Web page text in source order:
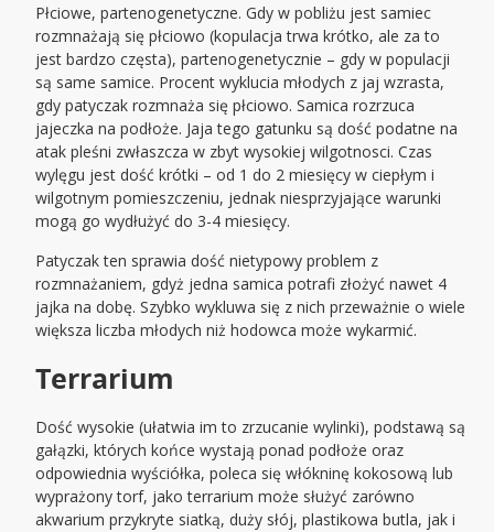
Płciowe, partenogenetyczne. Gdy w pobliżu jest samiec
rozmnażają się płciowo (kopulacja trwa krótko, ale za to
jest bardzo częsta), partenogenetycznie – gdy w populacji
są same samice. Procent wyklucia młodych z jaj wzrasta,
gdy patyczak rozmnaża się płciowo. Samica rozrzuca
jajeczka na podłoże. Jaja tego gatunku są dość podatne na
atak pleśni zwłaszcza w zbyt wysokiej wilgotnosci. Czas
wylęgu jest dość krótki – od 1 do 2 miesięcy w ciepłym i
wilgotnym pomieszczeniu, jednak niesprzyjające warunki
mogą go wydłużyć do 3-4 miesięcy.
Patyczak ten sprawia dość nietypowy problem z
rozmnażaniem, gdyż jedna samica potrafi złożyć nawet 4
jajka na dobę. Szybko wykluwa się z nich przeważnie o wiele
większa liczba młodych niż hodowca może wykarmić.
Terrarium
Dość wysokie (ułatwia im to zrzucanie wylinki), podstawą są
gałązki, których końce wystają ponad podłoże oraz
odpowiednia wyściółka, poleca się włókninę kokosową lub
wyprażony torf, jako terrarium może służyć zarówno
akwarium przykryte siatką, duży słój, plastikowa butla, jak i